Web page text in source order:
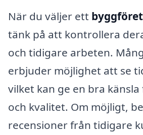
När du väljer ett
tänk på att kontrollera
och tidigare arbeten.
erbjuder möjlighet att se
vilket kan ge en bra
och kvalitet. Om möjligt,
recensioner från tidigare